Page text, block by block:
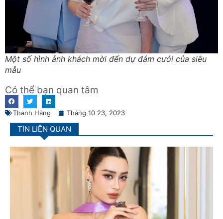
Một số hình ảnh khách mời đến dự đám cưới của siêu
mẫu
Có thể bạn quan tâm
Thanh Hằng Tháng 10 23, 2023
TIN LIÊN QUAN